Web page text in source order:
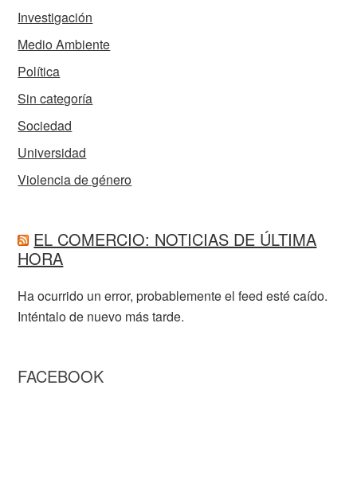
Investigación
Medio Ambiente
Política
Sin categoría
Sociedad
Universidad
Violencia de género
EL COMERCIO: NOTICIAS DE ÚLTIMA
HORA
Ha ocurrido un error, probablemente el feed esté caído.
Inténtalo de nuevo más tarde.
FACEBOOK